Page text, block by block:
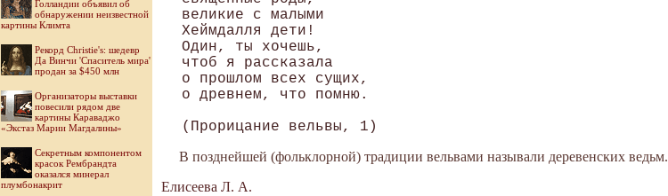
Голландии объявил об
обнаружении неизвестной
картины Климта
Рекорд Christie's: шедевр
Да Винчи 'Спаситель мира'
продан за $450 млн
Организаторы выставки
повесили рядом две
картины Караваджо
«Экстаз Марии Магдалины»
Секретным компонентом
красок Рембрандта
оказался минерал
плумбонакрит
великие с малыми
Хеймдалля дети!
Один, ты хочешь,
чтоб я рассказала
о прошлом всех сущих,
о древнем, что помню.
В позднейшей (фольклорной) традиции вельвами называли деревенских ведьм.
Елисеева Л. А.